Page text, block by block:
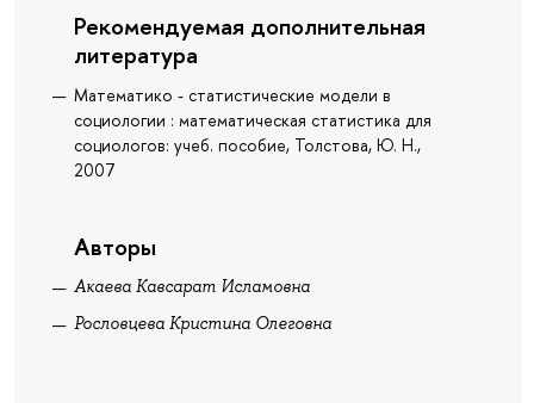
Рекомендуемая дополнительная
литература
Математико - статистические модели в
социологии : математическая статистика для
социологов: учеб. пособие, Толстова, Ю. Н.,
2007
Авторы
Акаева Кавсарат Исламовна
Рословцева Кристина Олеговна